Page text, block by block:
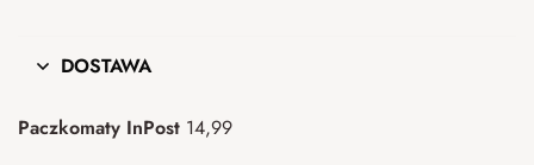
DOSTAWA
Paczkomaty InPost 14,99